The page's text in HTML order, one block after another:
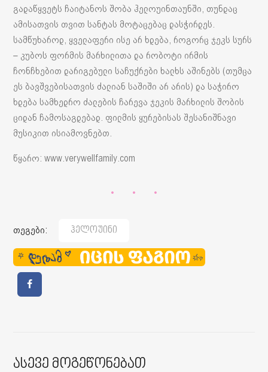
გადაწყვეტს ჩაიტანოს შობა ჰელოუინთაუნში, თუნდაც
ამისათვის თვით სანტას მოტაცებაც დასჭირდეს.
სამწუხაროდ, ყველაფერი ისე არ ხდება, როგორც ჯეკს სურს
– კუბოს ფორმის მარხილითა და რობოტი ირმის
ჩონჩხებით დარიგებული საჩუქრები ხალხს აშინებს (თუმცა
ეს ბავშვებისათვის ძალიან საშიში არ არის) და საჭირო
ხდება სამხედრო ძალების ჩარევა ჯეკის მარხილის შობის
ციდან ჩამოსაგდებად. ფილმის ყურებისას შესანიშნავი
მუსიკით ისიამოვნებთ.
წყარო: www.verywellfamily.com
თეგები: Ჰელოუინი
Ასევე Მოგეწონებათ